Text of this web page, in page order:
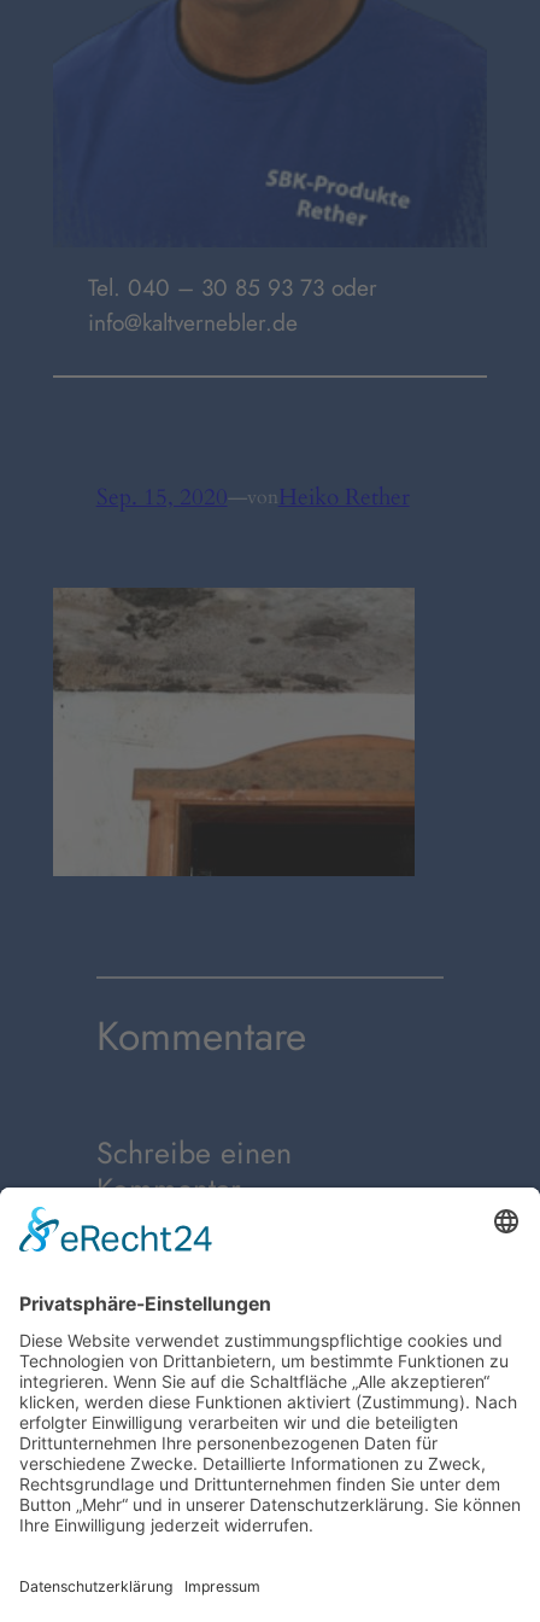
Tel. 040 – 30 85 93 73 oder
info@kaltvernebler.de
Sep. 15, 2020—vonHeiko Rether
Kommentare
Schreibe einen
Kommentar
Du musstangemeldet
← Vorheriger:Vorheriger Beitrag
Tel. 040 – 30 85 93 73 | Fax 040 – 30 85 93 74 |
oder info@kaltvernebler.de